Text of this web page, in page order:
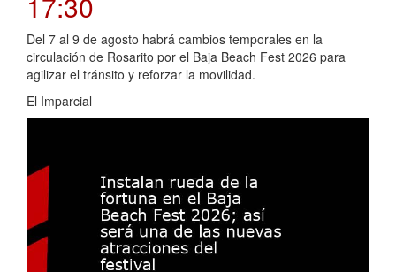
Del 7 al 9 de agosto habrá cambios temporales en la
circulación de Rosarito por el Baja Beach Fest 2026 para
agilizar el tránsito y reforzar la movilidad.
El Imparcial